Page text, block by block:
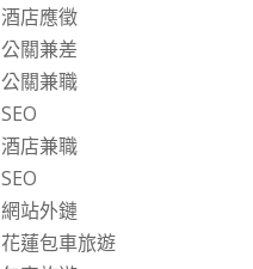
酒店應徵
公關兼差
公關兼職
SEO
酒店兼職
SEO
網站外鏈
花蓮包車旅遊